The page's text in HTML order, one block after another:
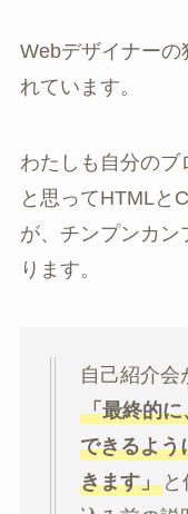
Webデザイナー
れています。
わたしも自分のブ
と思ってHTMLと
が、チンプンカン
ります。
自己紹介会
「最終的
できるよう
きます」と